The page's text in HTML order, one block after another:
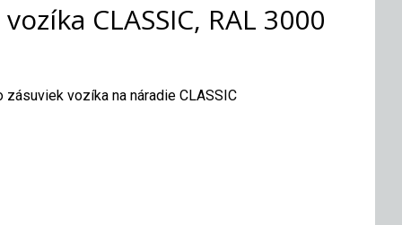
CLASSIC, RAL 3000
vozíka na náradie CLASSIC